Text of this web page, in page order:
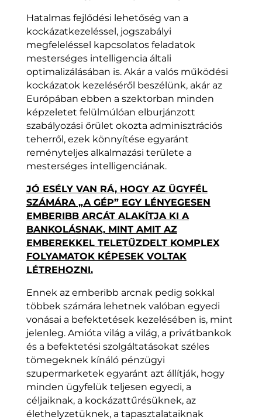
Hatalmas fejlődési lehetőség van a
kockázatkezeléssel, jogszabályi
megfeleléssel kapcsolatos feladatok
mesterséges intelligencia általi
optimalizálásában is. Akár a valós működési
kockázatok kezeléséről beszélünk, akár az
Európában ebben a szektorban minden
képzeletet felülmúlóan elburjánzott
szabályozási őrület okozta adminisztrációs
teherről, ezek könnyítése egyaránt
reményteljes alkalmazási területe a
mesterséges intelligenciának.
JÓ ESÉLY VAN RÁ, HOGY AZ ÜGYFÉL
SZÁMÁRA „A GÉP” EGY LÉNYEGESEN
EMBERIBB ARCÁT ALAKÍTJA KI A
BANKOLÁSNAK, MINT AMIT AZ
EMBEREKKEL TELETŰZDELT KOMPLEX
FOLYAMATOK KÉPESEK VOLTAK
LÉTREHOZNI.
Ennek az emberibb arcnak pedig sokkal
többek számára lehetnek valóban egyedi
vonásai a befektetések kezelésében is, mint
jelenleg. Amióta világ a világ, a privátbankok
és a befektetési szolgáltatásokat széles
tömegeknek kínáló pénzügyi
szupermarketek egyaránt azt állítják, hogy
minden ügyfelük teljesen egyedi, a
céljaiknak, a kockázattűrésüknek, az
élethelyzetüknek, a tapasztalataiknak